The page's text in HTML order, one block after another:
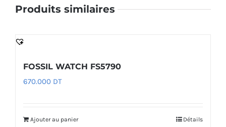
Produits similaires
FOSSIL WATCH FS5790
670.000 DT
Ajouter au panier Détails